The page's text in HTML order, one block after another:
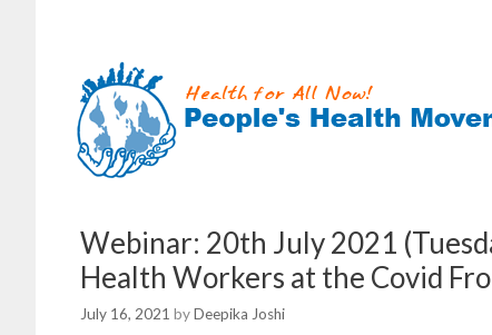
Webinar: 20th July 2021
Health Workers at the Covid
July 16, 2021 byDeepika Joshi